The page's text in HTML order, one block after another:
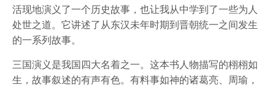
活现地演义了一个历史故事，也让我从中学到了一些为人
处世之道。它讲述了从东汉未年时期到晋朝统一之间发生
的一系列故事。
三国演义是我国四大名着之一。这本书人物描写的栩栩如
生，故事叙述的有声有色。有料事如神的诸葛亮、周瑜，